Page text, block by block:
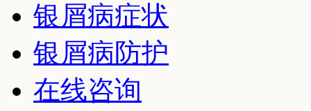
银屑病症状
银屑病防护
在线咨询